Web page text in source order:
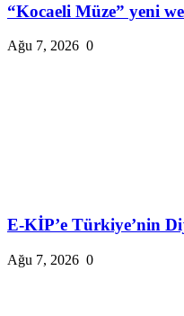
“Kocaeli Müze” yeni
Ağu 7, 2026 0
E-KİP’e Türkiye’nin
Ağu 7, 2026 0